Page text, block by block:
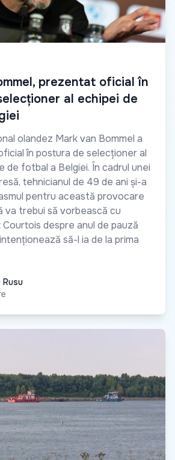
prezentat oficial în
al echipei de
olandez Mark van Bommel a
în postura de selecționer al
de fotbal a Belgiei. În cadrul unei
tehnicianul de 49 de ani și-a
pentru această provocare
va trebui să vorbească cu
despre anul de pauză
să-l ia de la prima
Rusu